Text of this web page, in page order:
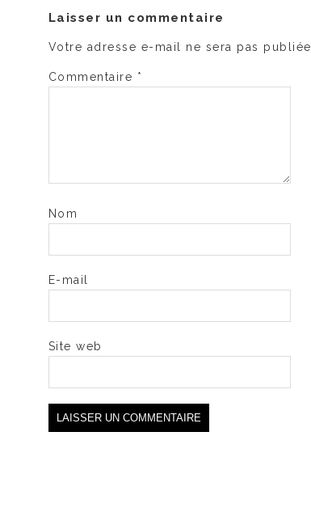
Laisser un commentaire
Votre adresse e-mail ne sera pas publiée.
Commentaire *
Nom
E-mail
Site web